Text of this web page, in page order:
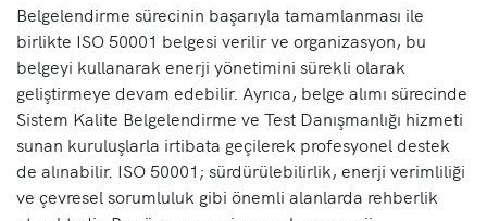
Belgelendirme sürecinin başarıyla tamamlanması ile
birlikte ISO 50001 belgesi verilir ve organizasyon, bu
belgeyi kullanarak enerji yönetimini sürekli olarak
geliştirmeye devam edebilir. Ayrıca, belge alımı sürecinde
Sistem Kalite Belgelendirme ve Test Danışmanlığı hizmeti
sunan kuruluşlarla irtibata geçilerek profesyonel destek
de alınabilir. ISO 50001; sürdürülebilirlik, enerji verimliliği
ve çevresel sorumluluk gibi önemli alanlarda rehberlik